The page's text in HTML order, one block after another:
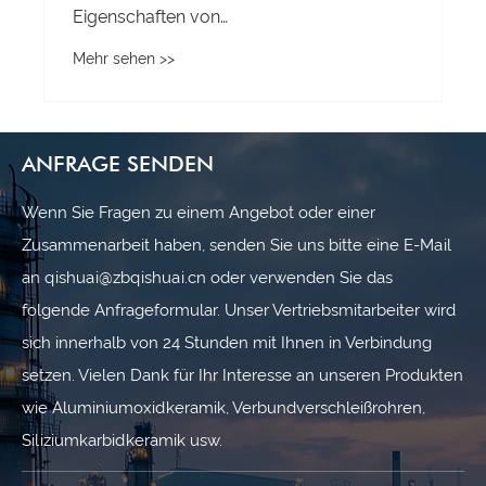
ANFRAGE SENDEN
Wenn Sie Fragen zu einem Angebot oder einer
Zusammenarbeit haben, senden Sie uns bitte eine E-Mail
an qishuai@zbqishuai.cn oder verwenden Sie das
folgende Anfrageformular. Unser Vertriebsmitarbeiter wird
sich innerhalb von 24 Stunden mit Ihnen in Verbindung
setzen. Vielen Dank für Ihr Interesse an unseren Produkten
wie Aluminiumoxidkeramik, Verbundverschleißrohren,
Siliziumkarbidkeramik usw.